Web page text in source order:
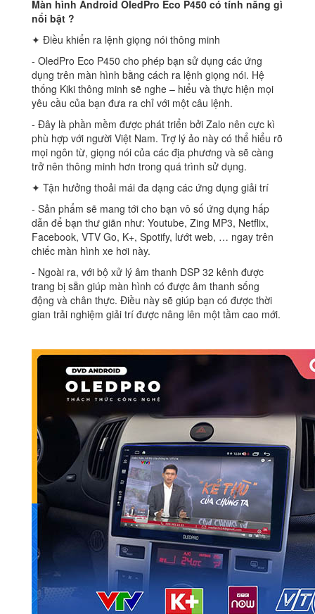
Màn hình Android OledPro Eco P450 có tính năng gì
nổi bật ?
✦ Điều khiển ra lệnh giọng nói thông minh
‐ OledPro Eco P450 cho phép bạn sử dụng các ứng
dụng trên màn hình bằng cách ra lệnh giọng nói. Hệ
thống Kiki thông minh sẽ nghe – hiểu và thực hiện mọi
yêu cầu của bạn đưa ra chỉ với một câu lệnh.
‐ Đây là phần mềm được phát triển bởi Zalo nên cực kì
phù hợp với người Việt Nam. Trợ lý ảo này có thể hiểu rõ
mọi ngôn từ, giọng nói của các địa phương và sẽ càng
trở nên thông minh hơn trong quá trình sử dụng.
✦ Tận hưởng thoải mái đa dạng các ứng dụng giải trí
‐ Sản phẩm sẽ mang tới cho bạn vô số ứng dụng hấp
dẫn để bạn thư giãn như: Youtube, Zing MP3, Netflix,
Facebook, VTV Go, K+, Spotify, lướt web, … ngay trên
chiếc màn hình xe hơi này.
‐ Ngoài ra, với bộ xử lý âm thanh DSP 32 kênh được
trang bị sẵn giúp màn hình có được âm thanh sống
động và chân thực. Điều này sẽ giúp bạn có được thời
gian trải nghiệm giải trí được nâng lên một tầm cao mới.